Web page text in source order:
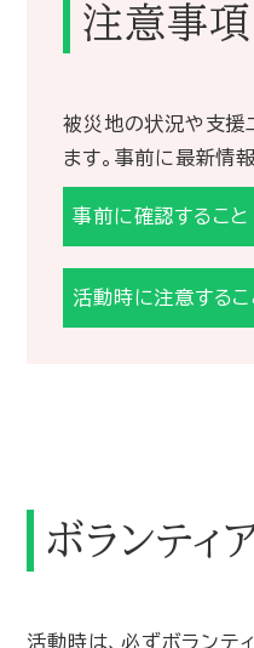
注意事項
被災地の状況や支援
ます。事前に最新情
事前に確認すること
活動時に注意するこ
ボランティ
活動時は、必ずボランテ